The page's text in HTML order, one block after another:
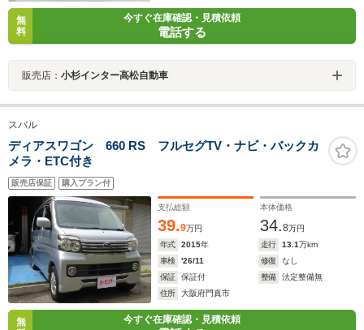
無
料
今すぐ在庫確認・見積依頼
電話する
販売店： 小杉インター高松自動車
スバル
ディアスワゴン 660 RS フルセグTV・ナビ・バックカ
メラ・ETC付き
販売店保証 購入プラン付
支払総額
39.9万円
本体価格
34.8万円
年式
2015年 走行 13.1万km
車検
'26/11 修復
なし
保証
保証付 整備
法定整備無
住所
大阪府門真市
無
今すぐ在庫確認・見積依頼